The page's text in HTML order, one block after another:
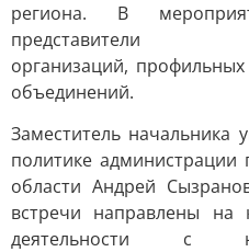
региона. В
представители
организаций,
объединений.
Заместитель начальника
политике администрации
области Андрей
встречи направлены на
деятельности с